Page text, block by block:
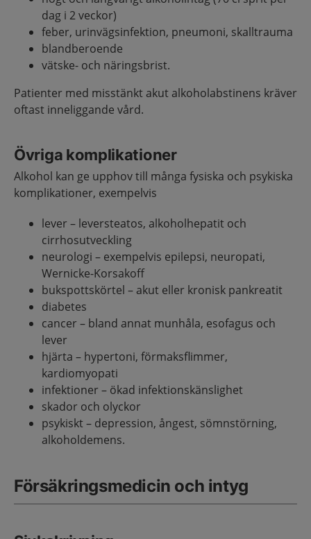
dag i 2 veckor)
feber, urinvägsinfektion, pneumoni, skalltrauma
blandberoende
vätske- och näringsbrist.
Patienter med misstänkt akut alkoholabstinens kräver
oftast inneliggande vård.
Övriga komplikationer
Alkohol kan ge upphov till många fysiska och psykiska
komplikationer, exempelvis
lever – leversteatos, alkoholhepatit och
cirrhosutveckling
neurologi – exempelvis epilepsi, neuropati,
Wernicke-Korsakoff
bukspottskörtel – akut eller kronisk pankreatit
diabetes
cancer – bland annat munhåla, esofagus och
lever
hjärta – hypertoni, förmaksflimmer,
kardiomyopati
infektioner – ökad infektionskänslighet
skador och olyckor
psykiskt – depression, ångest, sömnstörning,
alkoholdemens.
Försäkringsmedicin och intyg